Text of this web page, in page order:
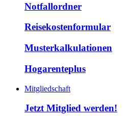
Notfallordner
Reisekostenformular
Musterkalkulationen
Hogarenteplus
Mitgliedschaft
Jetzt Mitglied werden!